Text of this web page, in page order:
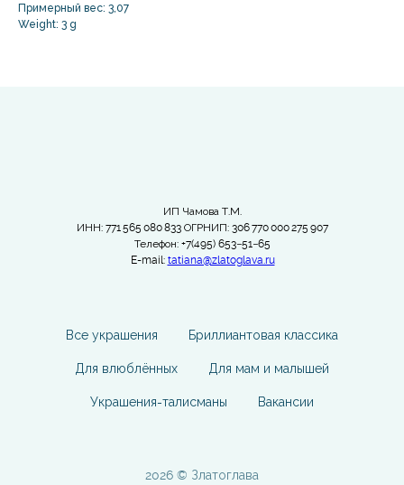
Примерный вес: 3,07
Weight: 3 g
ИП Чамова Т.М.
ИНН: 771 565 080 833 ОГРНИП: 306 770 000 275 907
Телефон: +7(495) 653−51−65
E-mail: tatiana@zlatoglava.ru
Все украшения Бриллиантовая классика
Для влюблённых Для мам и малышей
Украшения-талисманы Вакансии
2026 © Златоглава